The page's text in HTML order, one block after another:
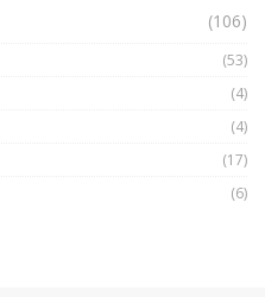
(106)
(53)
(4)
(4)
(17)
(6)